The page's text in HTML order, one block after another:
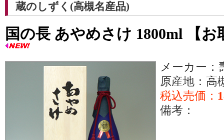
蔵のしずく(高槻名産品)
国の長 あやめさけ 1800ml 【
メーカー：
原産地：高
税込売価：
備考：